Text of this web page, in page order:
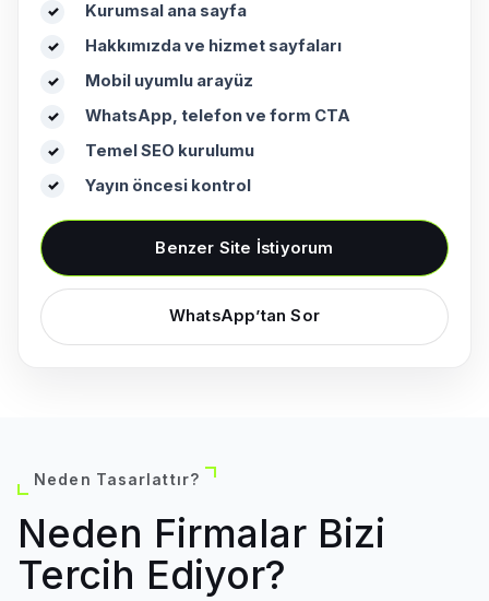
✓ Kurumsal ana sayfa
✓ Hakkımızda ve hizmet sayfaları
✓ Mobil uyumlu arayüz
✓ WhatsApp, telefon ve form CTA
✓ Temel SEO kurulumu
✓ Yayın öncesi kontrol
Benzer Site İstiyorum
WhatsApp’tan Sor
Neden Tasarlattır?
Neden Firmalar Bizi
Tercih Ediyor?